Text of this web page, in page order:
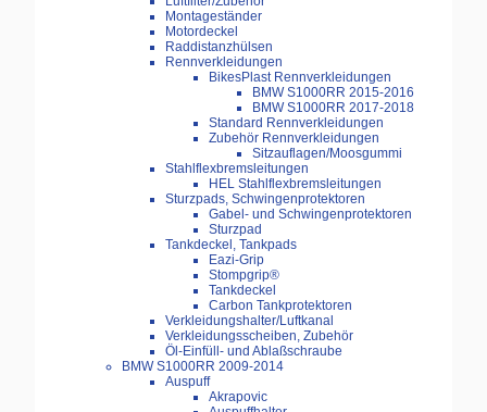
Montageständer
Motordeckel
Raddistanzhülsen
Rennverkleidungen
BikesPlast Rennverkleidungen
BMW S1000RR 2015-2016
BMW S1000RR 2017-2018
Standard Rennverkleidungen
Zubehör Rennverkleidungen
Sitzauflagen/Moosgummi
Stahlflexbremsleitungen
HEL Stahlflexbremsleitungen
Sturzpads, Schwingenprotektoren
Gabel- und Schwingenprotektoren
Sturzpad
Tankdeckel, Tankpads
Eazi-Grip
Stompgrip®
Tankdeckel
Carbon Tankprotektoren
Verkleidungshalter/Luftkanal
Verkleidungsscheiben, Zubehör
Öl-Einfüll- und Ablaßschraube
BMW S1000RR 2009-2014
Auspuff
Akrapovic